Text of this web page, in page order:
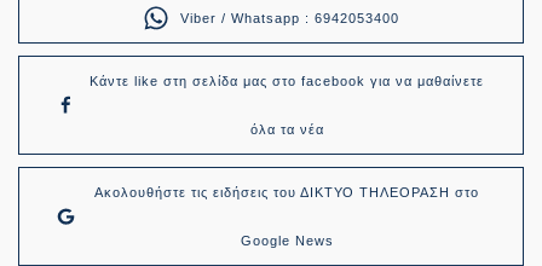
Viber / Whatsapp : 6942053400
Κάντε like στη σελίδα μας στο facebook για να μαθαίνετε
όλα τα νέα
Ακολουθήστε τις ειδήσεις του ΔΙΚΤΥΟ ΤΗΛΕΟΡΑΣΗ στο
Google News